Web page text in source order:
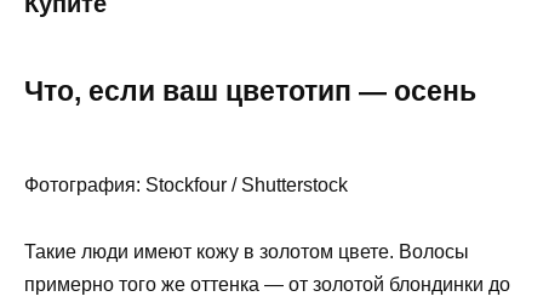
Что, если ваш цветотип — осень
Фотография: Stockfour / Shutterstock
Такие люди имеют кожу в золотом цвете. Волосы
примерно того же оттенка — от золотой блондинки до